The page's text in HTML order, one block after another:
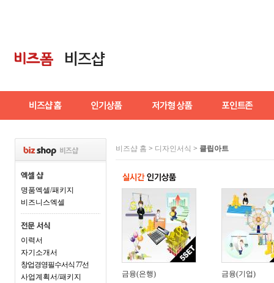
명품엑셀/패키지
비즈니스엑셀
이력서
자기소개서
창업경영필수서식 77선
사업계획서/패키지
비즈샵 홈 > 디자인서식 > 클립아트
금융(은행) 금융(기업)